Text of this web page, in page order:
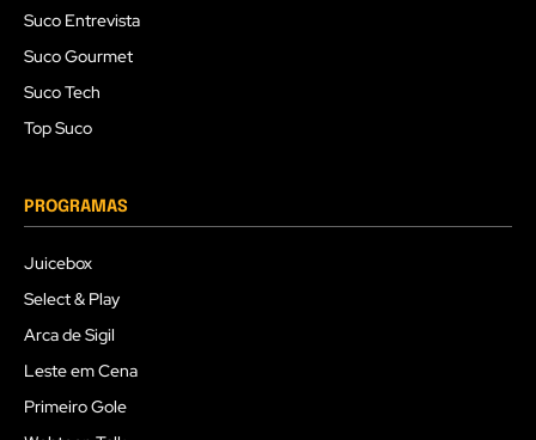
Suco Entrevista
Suco Gourmet
Suco Tech
Top Suco
PROGRAMAS
Juicebox
Select & Play
Arca de Sigil
Leste em Cena
Primeiro Gole